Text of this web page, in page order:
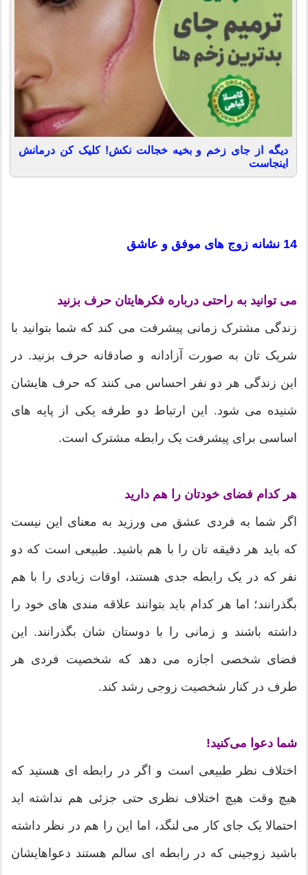
دیگه از جای زخم و بخیه خجالت نکش! کلیک کن درمانش
اینجاست
14 نشانه زوج های موفق و عاشق
می توانید به راحتی درباره فکرهایتان حرف بزنید
زندگی مشترک زمانی پیشرفت می کند که شما بتوانید با
شریک تان به صورت آزادانه و صادقانه حرف بزنید. در
این زندگی هر دو نفر احساس می کنند که حرف هایشان
شنیده می شود. این ارتباط دو طرفه یکی از پایه های
اساسی برای پیشرفت یک رابطه مشترک است.
هر کدام فضای خودتان را هم دارید
اگر شما به فردی عشق می ورزید به معنای این نیست
که باید هر دقیقه تان را با هم باشید. طبیعی است که دو
نفر که در یک رابطه جدی هستند، اوقات زیادی را با هم
بگذرانند؛ اما هر کدام باید بتوانند علاقه مندی های خود را
داشته باشند و زمانی را با دوستان شان بگذرانند. این
فضای شخصی اجازه می دهد که شخصیت فردی هر
طرف در کنار شخصیت زوجی رشد کند.
شما دعوا می‌کنید!
اختلاف نظر طبیعی است و اگر در رابطه ای هستید که
هیچ وقت هیچ اختلاف نظری حتی جزئی هم نداشته اید
احتمالا یک جای کار می لنگد، اما این را هم در نظر داشته
باشید زوجینی که در رابطه ای سالم هستند دعواهایشان